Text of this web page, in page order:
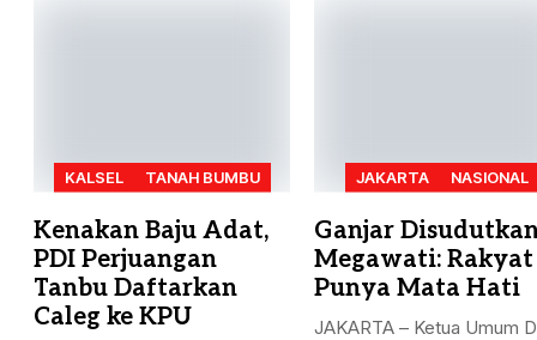
KALSEL TANAH BUMBU
Kenakan Baju Adat,
PDI Perjuangan
Tanbu Daftarkan
Caleg ke KPU
JAKARTA NASIONAL
Ganjar
Megawati: Rakyat
Punya Mata Hati
JAKARTA – Ketua Umum